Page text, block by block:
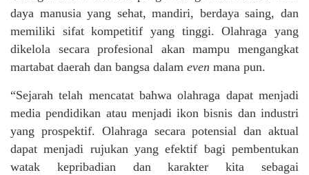
daya manusia yang sehat, mandiri, berdaya saing, dan
memiliki sifat kompetitif yang tinggi. Olahraga yang
dikelola secara profesional akan mampu mengangkat
martabat daerah dan bangsa dalam even mana pun.
“Sejarah telah mencatat bahwa olahraga dapat menjadi
media pendidikan atau menjadi ikon bisnis dan industri
yang prospektif. Olahraga secara potensial dan aktual
dapat menjadi rujukan yang efektif bagi pembentukan
watak kepribadian dan karakter kita sebagai